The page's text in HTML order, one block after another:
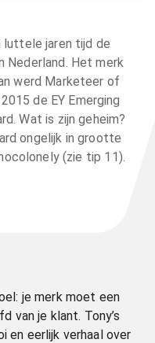
luttele jaren tijd de
Nederland. Het merk
werd Marketeer of
de EY Emerging
Wat is zijn geheim?
ongelijk in grootte
(zie tip 11).
je merk moet een
van je klant. Tony’s
en eerlijk verhaal over